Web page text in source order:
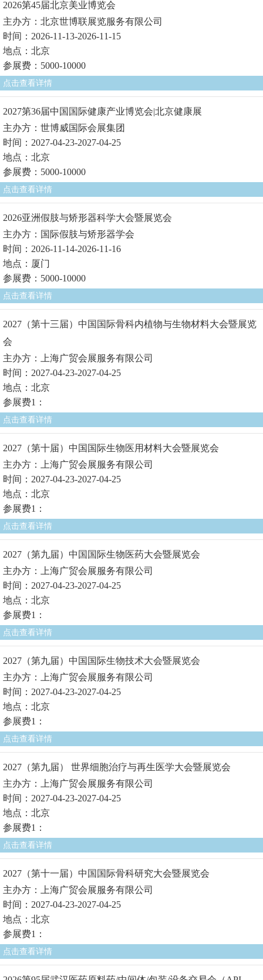
2026第45届北京美业博览会
主办方：北京世博联展览服务有限公司
时间：2026-11-13-2026-11-15
地点：北京
参展费：5000-10000
点击查看详情
2027第36届中国国际健康产业博览会|北京健康展
主办方：世博威国际会展集团
时间：2027-04-23-2027-04-25
地点：北京
参展费：5000-10000
点击查看详情
2026亚洲假肢与矫形器科学大会暨展览会
主办方：国际假肢与矫形器学会
时间：2026-11-14-2026-11-16
地点：厦门
参展费：5000-10000
点击查看详情
2027（第十三届）中国国际骨科内植物与生物材料大会暨展览
会
主办方：上海广贸会展服务有限公司
时间：2027-04-23-2027-04-25
地点：北京
参展费1：
点击查看详情
2027（第十届）中国国际生物医用材料大会暨展览会
主办方：上海广贸会展服务有限公司
时间：2027-04-23-2027-04-25
地点：北京
参展费1：
点击查看详情
2027（第九届）中国国际生物医药大会暨展览会
主办方：上海广贸会展服务有限公司
时间：2027-04-23-2027-04-25
地点：北京
参展费1：
点击查看详情
2027（第九届）中国国际生物技术大会暨展览会
主办方：上海广贸会展服务有限公司
时间：2027-04-23-2027-04-25
地点：北京
参展费1：
点击查看详情
2027（第九届） 世界细胞治疗与再生医学大会暨展览会
主办方：上海广贸会展服务有限公司
时间：2027-04-23-2027-04-25
地点：北京
参展费1：
点击查看详情
2027（第十一届）中国国际骨科研究大会暨展览会
主办方：上海广贸会展服务有限公司
时间：2027-04-23-2027-04-25
地点：北京
参展费1：
点击查看详情